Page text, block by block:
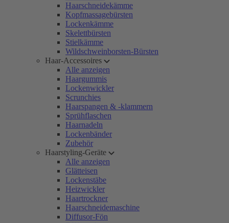
Haarschneidekämme
Kopfmassagebürsten
Lockenkämme
Skelettbürsten
Stielkämme
Wildschweinborsten-Bürsten
Haar-Accessoires
Alle anzeigen
Haargummis
Lockenwickler
Scrunchies
Haarspangen & -klammern
Sprühflaschen
Haarnadeln
Lockenbänder
Zubehör
Haarstyling-Geräte
Alle anzeigen
Glätteisen
Lockenstäbe
Heizwickler
Haartrockner
Haarschneidemaschine
Diffusor-Fön